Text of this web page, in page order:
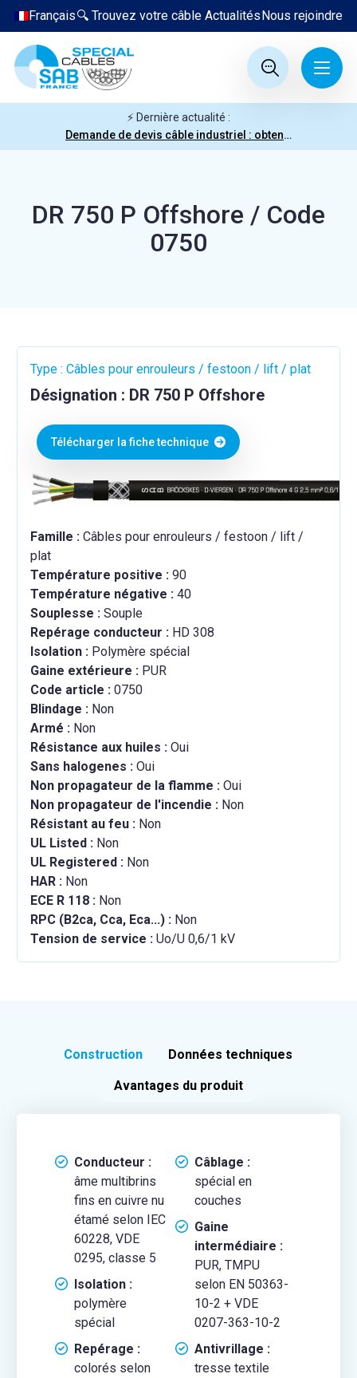
Nous rejoindre
Actualités
🔍 Trouvez votre câble
Français
⚡ Dernière actualité :
Demande de devis câble industriel : obtenez votre prix en quelques clics
DR 750 P Offshore / Code
0750
Type : Câbles pour enrouleurs / festoon / lift / plat
Désignation : DR 750 P Offshore
Télécharger la fiche technique
Famille : Câbles pour enrouleurs / festoon / lift /
plat
Température positive : 90
Température négative : 40
Souplesse : Souple
Repérage conducteur : HD 308
Isolation : Polymère spécial
Gaine extérieure : PUR
Code article : 0750
Blindage : Non
Armé : Non
Résistance aux huiles : Oui
Sans halogenes : Oui
Non propagateur de la flamme : Oui
Non propagateur de l'incendie : Non
Résistant au feu : Non
UL Listed : Non
UL Registered : Non
HAR : Non
ECE R 118 : Non
RPC (B2ca, Cca, Eca...) : Non
Tension de service : Uo/U 0,6/1 kV
Construction Données techniques
Avantages du produit
Conducteur :
âme multibrins
fins en cuivre nu
étamé selon IEC
60228, VDE
0295, classe 5
Isolation :
polymère
spécial
Repérage :
colorés selon
Câblage :
spécial en
couches
Gaine
intermédiaire :
PUR, TMPU
selon EN 50363-
10-2 + VDE
0207-363-10-2
Antivrillage :
tresse textile